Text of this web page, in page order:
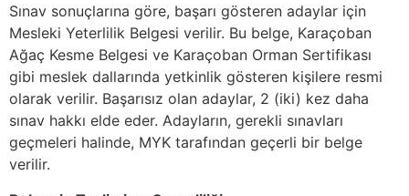
Sınav sonuçlarına göre, başarı gösteren adaylar için
Mesleki Yeterlilik Belgesi verilir. Bu belge, Karaçoban
Ağaç Kesme Belgesi ve Karaçoban Orman Sertifikası
gibi meslek dallarında yetkinlik gösteren kişilere resmi
olarak verilir. Başarısız olan adaylar, 2 (iki) kez daha
sınav hakkı elde eder. Adayların, gerekli sınavları
geçmeleri halinde, MYK tarafından geçerli bir belge
verilir.